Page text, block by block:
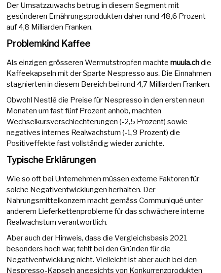
Der Umsatzzuwachs betrug in diesem Segment mit
gesünderen Ernährungsprodukten daher rund 48,6 Prozent
auf 4,8 Milliarden Franken.
Problemkind Kaffee
Als einzigen grösseren Wermutstropfen machtemuula.chdie
Kaffeekapseln mit der Sparte Nespresso aus. Die Einnahmen
stagnierten in diesem Bereich bei rund 4,7 Milliarden Franken.
Obwohl Nestlé die Preise für Nespresso in den ersten neun
Monaten um fast fünf Prozent anhob, machten
Wechselkursverschlechterungen (-2,5 Prozent) sowie
negatives internes Realwachstum (-1,9 Prozent) die
Positiveffekte fast vollständig wieder zunichte.
Typische Erklärungen
Wie so oft bei Unternehmen müssen externe Faktoren für
solche Negativentwicklungen herhalten. Der
Nahrungsmittelkonzern macht gemäss Communiqué unter
anderem Lieferkettenprobleme für das schwächere interne
Realwachstum verantwortlich.
Aber auch der Hinweis, dass die Vergleichsbasis 2021
besonders hoch war, fehlt bei den Gründen für die
Negativentwicklung nicht. Vielleicht ist aber auch bei den
Nespresso-Kapseln angesichts von Konkurrenzprodukten